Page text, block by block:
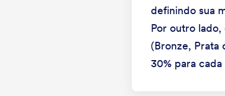
definindo sua
Por outro
(Bronze, Prata
30% para